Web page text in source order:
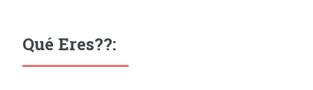
Qué Eres??: